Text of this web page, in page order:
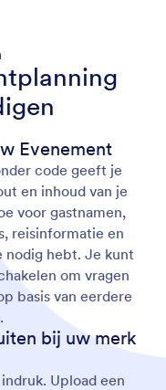
Evenement
code geeft je
en inhoud van je
voor gastnamen,
reisinformatie en
nodig hebt. Je kunt
om vragen
basis van eerdere
bij uw merk
Upload een